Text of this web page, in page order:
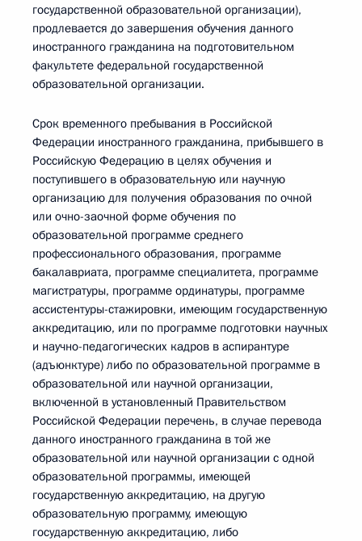
государственной образовательной организации),
продлевается до завершения обучения данного
иностранного гражданина на подготовительном
факультете федеральной государственной
образовательной организации.
Срок временного пребывания в Российской
Федерации иностранного гражданина, прибывшего в
Российскую Федерацию в целях обучения и
поступившего в образовательную или научную
организацию для получения образования по очной
или очно-заочной форме обучения по
образовательной программе среднего
профессионального образования, программе
бакалавриата, программе специалитета, программе
магистратуры, программе ординатуры, программе
ассистентуры-стажировки, имеющим государственную
аккредитацию, или по программе подготовки научных
и научно-педагогических кадров в аспирантуре
(адъюнктуре) либо по образовательной программе в
образовательной или научной организации,
включенной в установленный Правительством
Российской Федерации перечень, в случае перевода
данного иностранного гражданина в той же
образовательной или научной организации с одной
образовательной программы, имеющей
государственную аккредитацию, на другую
образовательную программу, имеющую
государственную аккредитацию, либо